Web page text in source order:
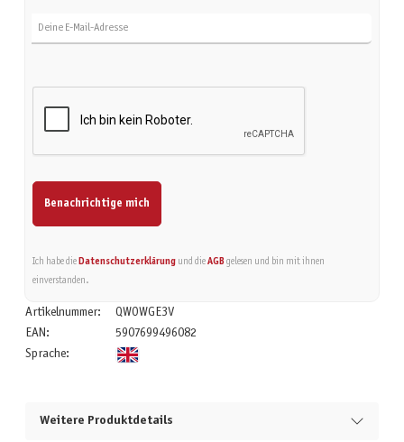
Benachrichtige mich
Ich habe die Datenschutzerklärungund die AGBgelesen und bin mit ihnen
einverstanden.
Artikelnummer:
QWOWGE3V
EAN:
5907699496082
Sprache:
Weitere Produktdetails